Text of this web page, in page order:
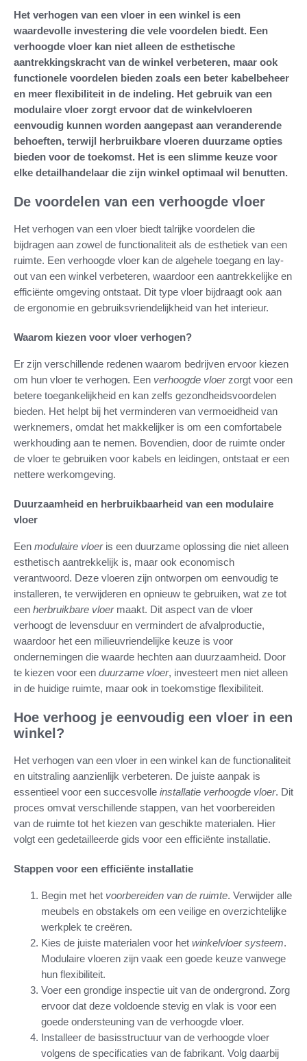
Het verhogen van een vloer in een winkel is een
waardevolle investering die vele voordelen biedt. Een
verhoogde vloer kan niet alleen de esthetische
aantrekkingskracht van de winkel verbeteren, maar ook
functionele voordelen bieden zoals een beter kabelbeheer
en meer flexibiliteit in de indeling. Het gebruik van een
modulaire vloer zorgt ervoor dat de winkelvloeren
eenvoudig kunnen worden aangepast aan veranderende
behoeften, terwijl herbruikbare vloeren duurzame opties
bieden voor de toekomst. Het is een slimme keuze voor
elke detailhandelaar die zijn winkel optimaal wil benutten.
De voordelen van een verhoogde vloer
Het verhogen van een vloer biedt talrijke voordelen die
bijdragen aan zowel de functionaliteit als de esthetiek van een
ruimte. Een verhoogde vloer kan de algehele toegang en lay-
out van een winkel verbeteren, waardoor een aantrekkelijke en
efficiënte omgeving ontstaat. Dit type vloer bijdraagt ook aan
de ergonomie en gebruiksvriendelijkheid van het interieur.
Waarom kiezen voor vloer verhogen?
Er zijn verschillende redenen waarom bedrijven ervoor kiezen
om hun vloer te verhogen. Een verhoogde vloerzorgt voor een
betere toegankelijkheid en kan zelfs gezondheidsvoordelen
bieden. Het helpt bij het verminderen van vermoeidheid van
werknemers, omdat het makkelijker is om een comfortabele
werkhouding aan te nemen. Bovendien, door de ruimte onder
de vloer te gebruiken voor kabels en leidingen, ontstaat er een
nettere werkomgeving.
Duurzaamheid en herbruikbaarheid van een modulaire
vloer
Een modulaire vloeris een duurzame oplossing die niet alleen
esthetisch aantrekkelijk is, maar ook economisch
verantwoord. Deze vloeren zijn ontworpen om eenvoudig te
installeren, te verwijderen en opnieuw te gebruiken, wat ze tot
een herbruikbare vloermaakt. Dit aspect van de vloer
verhoogt de levensduur en vermindert de afvalproductie,
waardoor het een milieuvriendelijke keuze is voor
ondernemingen die waarde hechten aan duurzaamheid. Door
te kiezen voor een duurzame vloer, investeert men niet alleen
in de huidige ruimte, maar ook in toekomstige flexibiliteit.
Hoe verhoog je eenvoudig een vloer in een
winkel?
Het verhogen van een vloer in een winkel kan de functionaliteit
en uitstraling aanzienlijk verbeteren. De juiste aanpak is
essentieel voor een succesvolle installatie verhoogde vloer. Dit
proces omvat verschillende stappen, van het voorbereiden
van de ruimte tot het kiezen van geschikte materialen. Hier
volgt een gedetailleerde gids voor een efficiënte installatie.
Stappen voor een efficiënte installatie
Begin met het voorbereiden van de ruimte. Verwijder alle
meubels en obstakels om een veilige en overzichtelijke
werkplek te creëren.
Kies de juiste materialen voor het winkelvloer systeem.
Modulaire vloeren zijn vaak een goede keuze vanwege
hun flexibiliteit.
Voer een grondige inspectie uit van de ondergrond. Zorg
ervoor dat deze voldoende stevig en vlak is voor een
goede ondersteuning van de verhoogde vloer.
Installeer de basisstructuur van de verhoogde vloer
volgens de specificaties van de fabrikant. Volg daarbij